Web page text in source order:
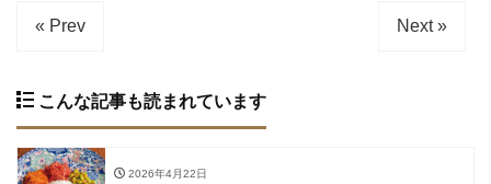
« Prev Next »
こんな記事も読まれています
2026年4月22日